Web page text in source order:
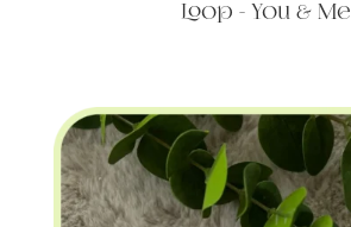
Loop - You & Me